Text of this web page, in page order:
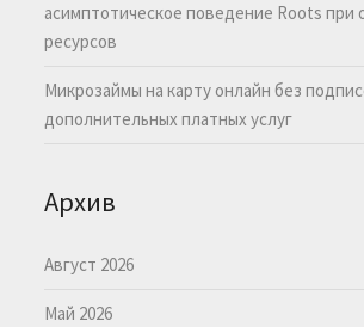
асимптотическое поведение Roots при
ресурсов
Микрозаймы на карту онлайн без
дополнительных платных услуг
Архив
Август 2026
Май 2026